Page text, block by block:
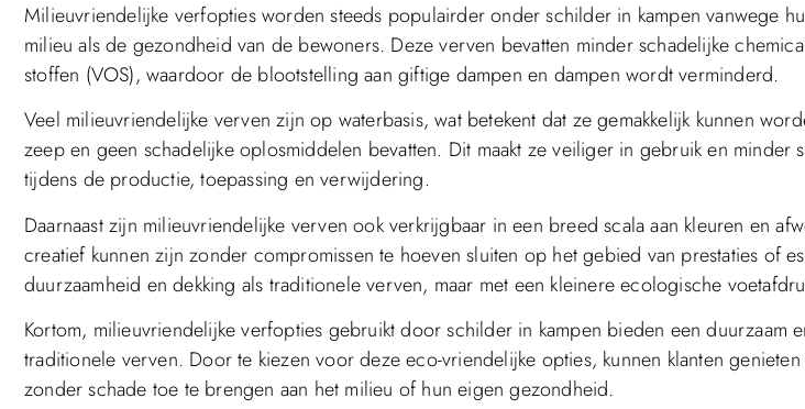
Milieuvriendelijke verfopties worden steeds populairder onder schilder in kampen vanwege
milieu als de gezondheid van de bewoners. Deze verven bevatten minder schadelijke
stoffen (VOS), waardoor de blootstelling aan giftige dampen en dampen wordt verminderd.
Veel milieuvriendelijke verven zijn op waterbasis, wat betekent dat ze gemakkelijk kunnen
zeep en geen schadelijke oplosmiddelen bevatten. Dit maakt ze veiliger in gebruik en minder
tijdens de productie, toepassing en verwijdering.
Daarnaast zijn milieuvriendelijke verven ook verkrijgbaar in een breed scala aan kleuren en
creatief kunnen zijn zonder compromissen te hoeven sluiten op het gebied van prestaties of
duurzaamheid en dekking als traditionele verven, maar met een kleinere ecologische
Kortom, milieuvriendelijke verfopties gebruikt door schilder in kampen bieden een duurzaam
traditionele verven. Door te kiezen voor deze eco-vriendelijke opties, kunnen klanten
zonder schade toe te brengen aan het milieu of hun eigen gezondheid.